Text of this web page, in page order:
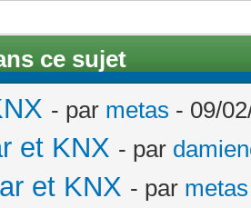
ce sujet
- par metas - 09/
et KNX - par
et KNX - par metas